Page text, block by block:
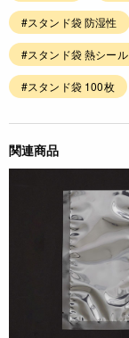
#スタンド袋 防湿性
#スタンド袋 熱シール
#スタンド袋 100枚
関連商品